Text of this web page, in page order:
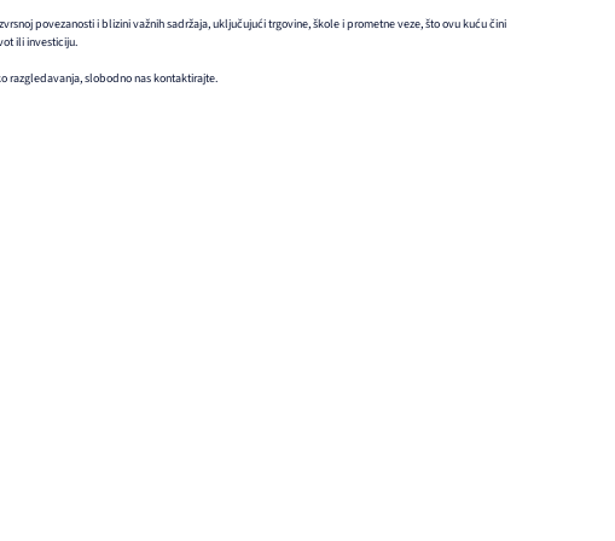
povezanosti i blizini važnih sadržaja, uključujući trgovine, škole i prometne veze, što ovu kuću čini
ili investiciju.
razgledavanja, slobodno nas kontaktirajte.